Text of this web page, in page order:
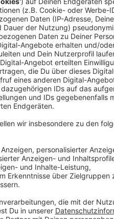
Zwei Männer, die in den
sind für eine gemeinsame
Jahren Dauer-
einen Mega-Hit gelandet hat.
natürlich Pop, aber es hat
denkt man sich erst, dass es
worum es geht - "am Ende
Bild davon machen möchte,
Anzeige
Wir